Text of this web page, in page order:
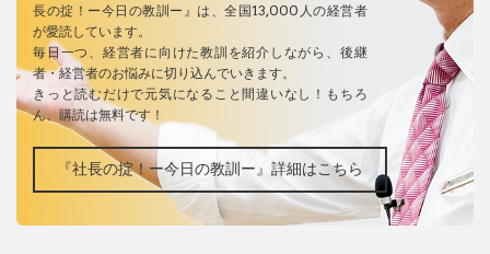
長の掟！ー今日の教訓ー』は、全国13,000人の経営者
が愛読しています。
毎日一つ、経営者に向けた教訓を紹介しながら、後継
者・経営者のお悩みに切り込んでいきます。
きっと読むだけで元気になること間違いなし！もちろ
ん、購読は無料です！
『社長の掟！ー今日の教訓ー』詳細はこちら